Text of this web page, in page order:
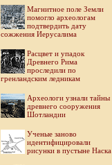
Магнитное поле Земли
помогло археологам
подтвердить дату
сожжения Иерусалима
Расцвет и упадок
Древнего Рима
проследили по
гренландским ледникам
Археологи узнали тайны
древнего сооружения
Шотландии
Ученые заново
идентифицировали
рисунки в пустыне Наска